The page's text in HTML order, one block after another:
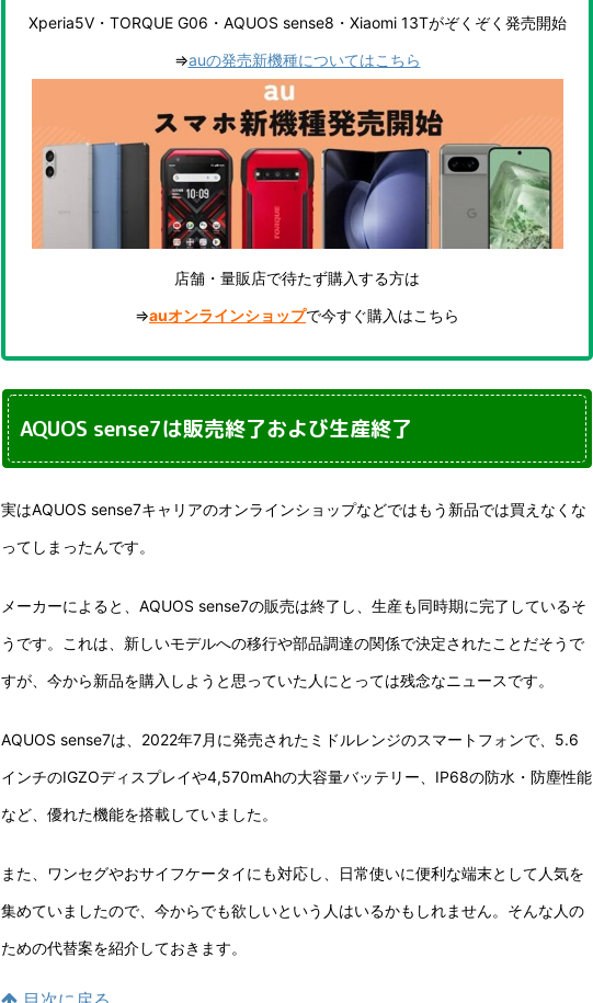
Xperia5V・TORQUE G06・AQUOS sense8・Xiaomi 13Tがぞくぞく発売開始
⇒auの発売新機種についてはこちら
店舗・量販店で待たず購入する方は
⇒auオンラインショップで今すぐ購入はこちら
AQUOS sense7は販売終了および生産終了
実はAQUOS sense7キャリアのオンラインショップなどではもう新品では買えなくな
ってしまったんです。
メーカーによると、AQUOS sense7の販売は終了し、生産も同時期に完了しているそ
うです。これは、新しいモデルへの移行や部品調達の関係で決定されたことだそうで
すが、今から新品を購入しようと思っていた人にとっては残念なニュースです。
AQUOS sense7は、2022年7月に発売されたミドルレンジのスマートフォンで、5.6
インチのIGZOディスプレイや4,570mAhの大容量バッテリー、IP68の防水・防塵性能
など、優れた機能を搭載していました。
また、ワンセグやおサイフケータイにも対応し、日常使いに便利な端末として人気を
集めていましたので、今からでも欲しいという人はいるかもしれません。そんな人の
ための代替案を紹介しておきます。